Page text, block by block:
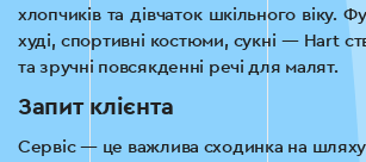
хлопчиків та дівчаток шкільного віку.
худі, спортивні костюми, сукні — Hart
та зручні повсякденні речі для малят.
Запит клієнта
Сервіс — це важлива сходинка на шляху